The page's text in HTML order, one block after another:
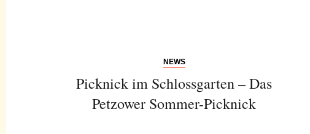
NEWS
Picknick im Schlossgarten – Das
Petzower Sommer-Picknick